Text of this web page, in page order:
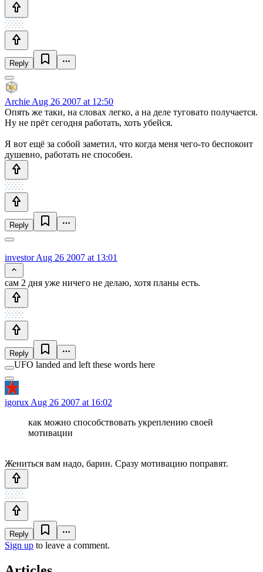
Reply
Archie Aug 26 2007 at 12:50
Опять же таки, на словах легко, а на деле туговато получается.
Ну не прёт сегодня работать, хоть убейся.
Я вот ещё за собой заметил, что когда меня чего-то беспокоит
душевно, работать не способен.
Reply
investorAug 26 2007 at 13:01
сам 2 дня уже ничего не делаю, хотя планы есть.
Reply
UFO landed and left these words here
igorux Aug 26 2007 at 16:02
как можно способствовать укреплению своей
мотивации
Жениться вам надо, барин. Сразу мотивацию поправят.
Reply
Sign up to leave a comment.